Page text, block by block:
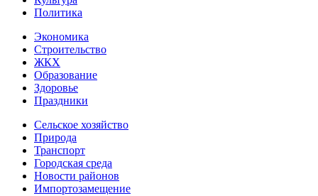
Политика
Экономика
Строительство
ЖКХ
Образование
Здоровье
Праздники
Сельское хозяйство
Природа
Транспорт
Городская среда
Новости районов
Импортозамещение